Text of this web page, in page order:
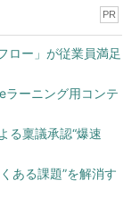
PR
ロー」が従業員満足
ラーニング用コンテ
る稟議承認“爆速
ある課題”を解消す